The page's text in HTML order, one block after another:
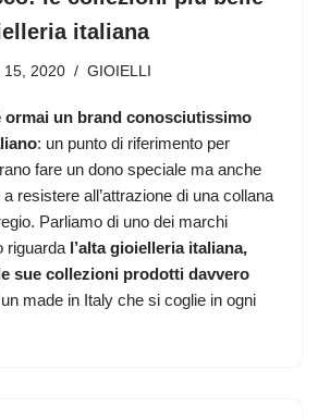
italiana
15, 2020 GIOIELLI
ormai un brand conosciutissimo
: un punto di riferimento per
fare un dono speciale ma anche
resistere all’attrazione di una collana
Parliamo di uno dei marchi
riguarda l’alta gioielleria italiana,
sue collezioni prodotti davvero
made in Italy che si coglie in ogni